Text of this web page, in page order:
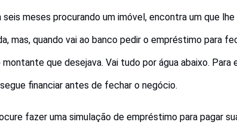
meses procurando um imóvel, encontra um que lhe
mas, quando vai ao banco pedir o empréstimo para
que desejava. Vai tudo por água abaixo. Para
financiar antes de fechar o negócio.
fazer uma simulação de empréstimo para pagar